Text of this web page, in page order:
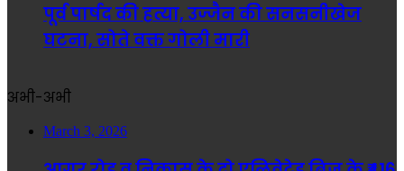
पूर्व पार्षद की हत्या, उज्जैन की सनसनीखेज
घटना, सोते वक्त गोली मारी
अभी-अभी
March 3, 2026